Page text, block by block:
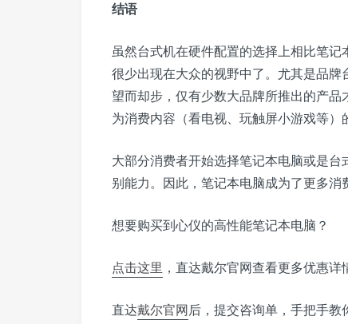
结语
虽然台式机在硬件配置的选择上相比笔
很少出现在大众的视野中了。尤其是品
望而却步，仅有少数大品牌所推出的产
为消费内容（看电视、玩触屏小游戏等）
大部分消费者开始选择笔记本电脑或是
别能力。因此，笔记本电脑成为了更多消
想要购买到心仪的高性能笔记本电脑？
点击这里 ，直达戴尔官网查看更多优惠详
直达戴尔官网后，提交咨询单，手把手教